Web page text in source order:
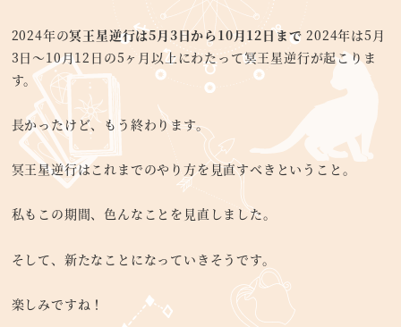
2024年の冥王星逆行は5月3日から10月12日まで 2024年は5月
3日〜10月12日の5ヶ月以上にわたって冥王星逆行が起こりま
す。
長かったけど、もう終わります。
冥王星逆行はこれまでのやり方を見直すべきということ。
私もこの期間、色んなことを見直しました。
そして、新たなことになっていきそうです。
楽しみですね！